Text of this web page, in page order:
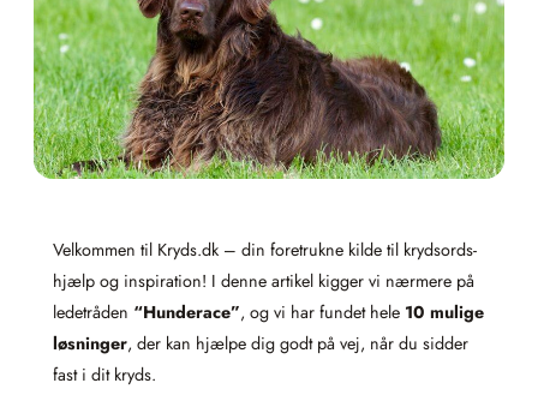
Velkommen til Kryds.dk – din foretrukne kilde til krydsords­
hjælp og inspiration! I denne artikel kigger vi nærmere på
ledetråden “Hunderace”, og vi har fundet hele 10 mulige
løsninger, der kan hjælpe dig godt på vej, når du sidder
fast i dit kryds.